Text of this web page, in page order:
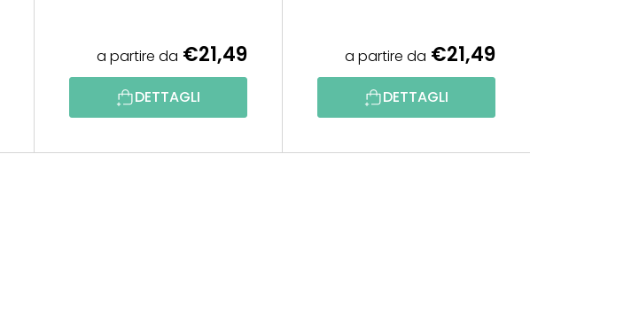
a partire da €21,49
DETTAGLI
a partire da €21,49
DETTAGLI